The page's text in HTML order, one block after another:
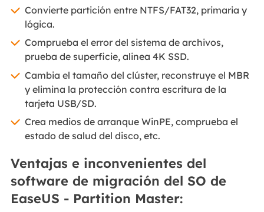
Convierte partición entre NTFS/FAT32, primaria y
lógica.
Comprueba el error del sistema de archivos,
prueba de superficie, alinea 4K SSD.
Cambia el tamaño del clúster, reconstruye el MBR
y elimina la protección contra escritura de la
tarjeta USB/SD.
Crea medios de arranque WinPE, comprueba el
estado de salud del disco, etc.
Ventajas e inconvenientes del
software de migración del SO de
EaseUS - Partition Master: